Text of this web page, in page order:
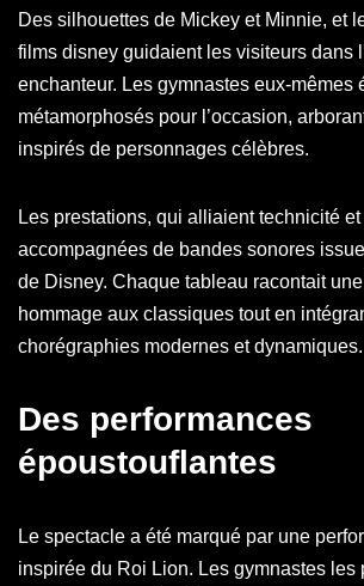
Des silhouettes de Mickey et Minnie, et
films disney guidaient les visiteurs dans
enchanteur. Les gymnastes eux-mêmes
métamorphosés pour l’occasion,
inspirés de personnages célèbres.
Les prestations, qui alliaient technicité
accompagnées de bandes sonores
de Disney. Chaque tableau racontait
hommage aux classiques tout en
chorégraphies modernes et dynamiques.
Des performances
époustouflantes
Le spectacle a été marqué par une
inspirée du Roi Lion. Les gymnastes les